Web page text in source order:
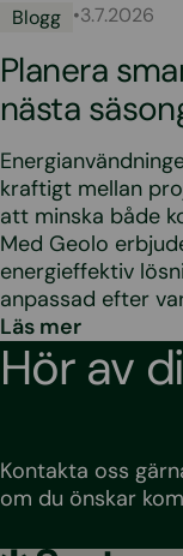
Blogg •3.7.2026
Planera
nästa
kraftigt mellan
att minska både
Med Geolo
energieffektiv
anpassad efter
Läs mer
Hör av
Kontakta oss
om du önskar